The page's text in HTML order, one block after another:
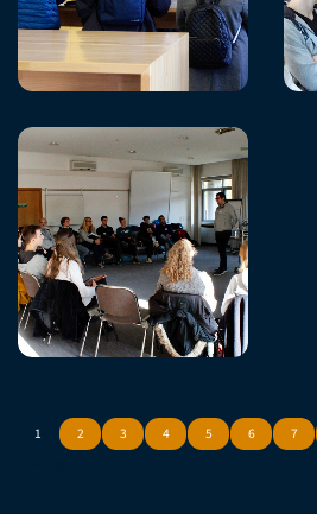
1 2 3 4 5 6 7